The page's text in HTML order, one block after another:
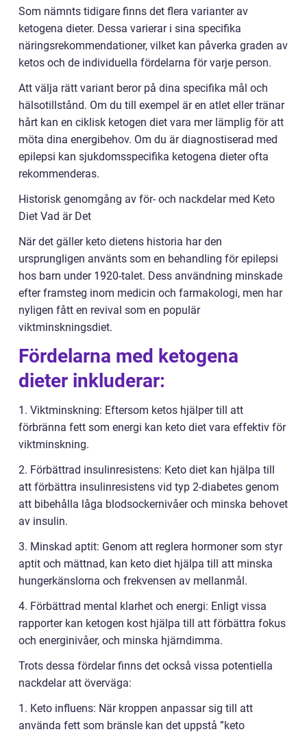
Som nämnts tidigare finns det flera varianter av
ketogena dieter. Dessa varierar i sina specifika
näringsrekommendationer, vilket kan påverka graden av
ketos och de individuella fördelarna för varje person.
Att välja rätt variant beror på dina specifika mål och
hälsotillstånd. Om du till exempel är en atlet eller tränar
hårt kan en ciklisk ketogen diet vara mer lämplig för att
möta dina energibehov. Om du är diagnostiserad med
epilepsi kan sjukdomsspecifika ketogena dieter ofta
rekommenderas.
Historisk genomgång av för- och nackdelar med Keto
Diet Vad är Det
När det gäller keto dietens historia har den
ursprungligen använts som en behandling för epilepsi
hos barn under 1920-talet. Dess användning minskade
efter framsteg inom medicin och farmakologi, men har
nyligen fått en revival som en populär
viktminskningsdiet.
Fördelarna med ketogena
dieter inkluderar:
1. Viktminskning: Eftersom ketos hjälper till att
förbränna fett som energi kan keto diet vara effektiv för
viktminskning.
2. Förbättrad insulinresistens: Keto diet kan hjälpa till
att förbättra insulinresistens vid typ 2-diabetes genom
att bibehålla låga blodsockernivåer och minska behovet
av insulin.
3. Minskad aptit: Genom att reglera hormoner som styr
aptit och mättnad, kan keto diet hjälpa till att minska
hungerkänslorna och frekvensen av mellanmål.
4. Förbättrad mental klarhet och energi: Enligt vissa
rapporter kan ketogen kost hjälpa till att förbättra fokus
och energinivåer, och minska hjärndimma.
Trots dessa fördelar finns det också vissa potentiella
nackdelar att överväga:
1. Keto influens: När kroppen anpassar sig till att
använda fett som bränsle kan det uppstå ”keto